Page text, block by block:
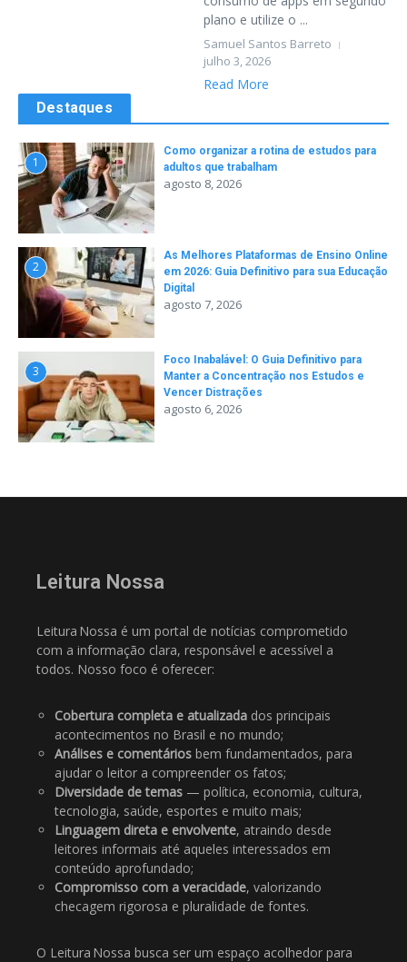
plano e utilize o ...
Samuel Santos Barreto
julho 3, 2026
Read More
Destaques
1
Como organizar a rotina de estudos para
adultos que trabalham
agosto 8, 2026
2
As Melhores Plataformas de Ensino Online
em 2026: Guia Definitivo para sua Educação
Digital
agosto 7, 2026
3
Foco Inabalável: O Guia Definitivo para
Manter a Concentração nos Estudos e
Vencer Distrações
agosto 6, 2026
Leitura Nossa
Leitura Nossa é um portal de notícias comprometido
com a informação clara, responsável e acessível a
todos. Nosso foco é oferecer:
Cobertura completa e atualizada dos principais
acontecimentos no Brasil e no mundo;
Análises e comentários bem fundamentados, para
ajudar o leitor a compreender os fatos;
Diversidade de temas — política, economia, cultura,
tecnologia, saúde, esportes e muito mais;
Linguagem direta e envolvente, atraindo desde
leitores informais até aqueles interessados em
conteúdo aprofundado;
Compromisso com a veracidade, valorizando
checagem rigorosa e pluralidade de fontes.
O Leitura Nossa busca ser um espaço acolhedor para